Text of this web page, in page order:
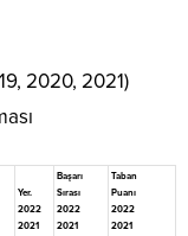
2020, 2021)
Yer.
2022
2021
Başarı
Sırası
2022
2021
Taban
Puanı
2022
2021